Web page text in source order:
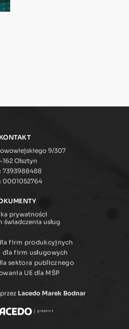
KONTAKT
9/307
162 Olsztyn
7393988488
0001052764
prywatności
świadczenia usług
firm produkcyjnych
dla firm usługowych
sektora publicznego
UE dla MŚP
Lacedo Marek Bodnar